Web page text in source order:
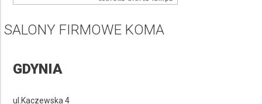
Producent
SALONY FIRMOWE KOMA
GDYNIA
ul.Kaczewska 4